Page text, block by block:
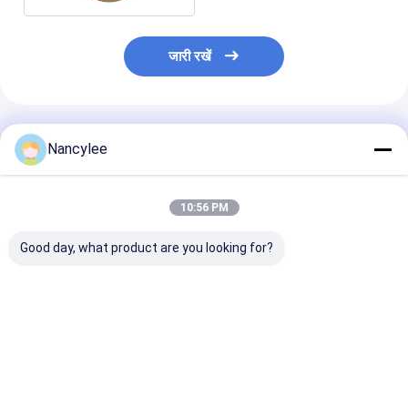
जारी रखें
अनुशंसित उत्पाद
Nancylee
10:56 PM
Good day, what product are you looking for?